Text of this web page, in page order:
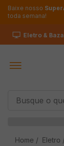
Baixe nosso
toda semana!
Eletro &
Eletro